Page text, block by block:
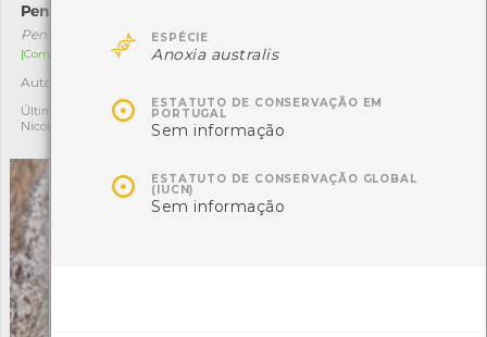
Pentodon idiota
Pentodon idiota
[Comum]
Autóctone
Última observação por:
Nicole Viana
[Comum]
Última observação por:
Nicole Viana
 ESPÉCIE
Anoxia australis
 ESTATUTO DE CONSERVAÇÃO EM
PORTUGAL
Sem informação
 ESTATUTO DE CONSERVAÇÃO GLOBAL
(IUCN)
Sem informação